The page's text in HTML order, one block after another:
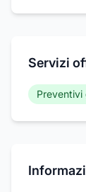
Servizi
Preventivi